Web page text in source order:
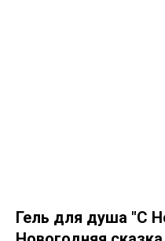
Гель для душа "С